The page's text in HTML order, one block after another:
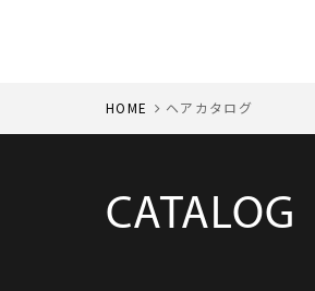
HOME ヘアカタログ
CATALOG